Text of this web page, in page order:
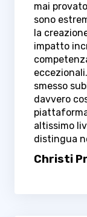
mai
sono
la
impatto
smesso
davvero
altissimo
distingua
Christi